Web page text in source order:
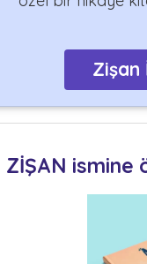
Zişan
ZİŞAN ismine